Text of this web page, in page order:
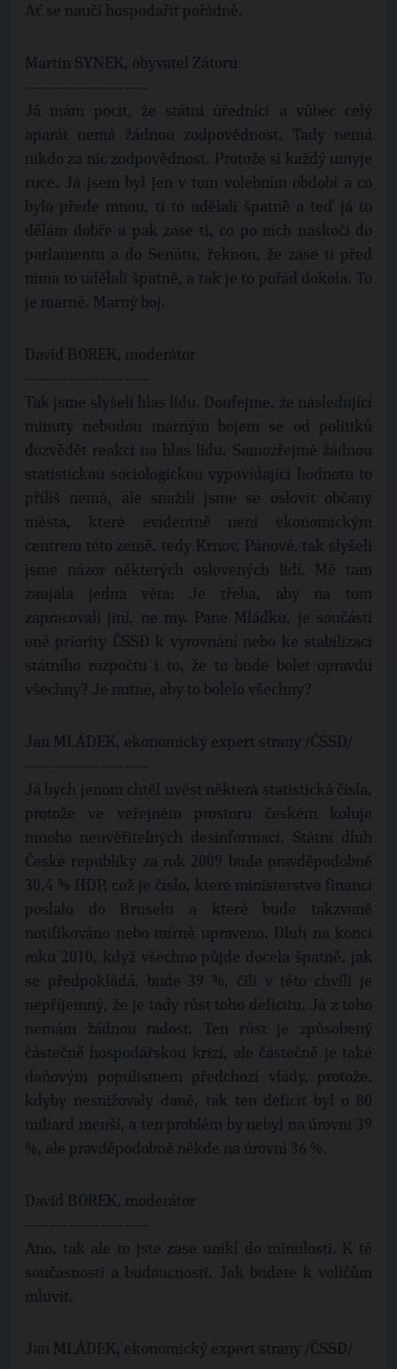
Ať se naučí hospodařit pořádně.
Martin SYNEK, obyvatel Zátoru
--------------------
Já mám pocit, že státní úředníci a vůbec celý
aparát nemá žádnou zodpovědnost. Tady nemá
nikdo za nic zodpovědnost. Protože si každý umyje
ruce. Já jsem byl jen v tom volebním období a co
bylo přede mnou, ti to udělali špatně a teď já to
dělám dobře a pak zase ti, co po nich naskočí do
parlamentu a do Senátu, řeknou, že zase ti před
nima to udělali špatně, a tak je to pořád dokola. To
je marné. Marný boj.
David BOREK, moderátor
--------------------
Tak jsme slyšeli hlas lidu. Doufejme, že následující
minuty nebudou marným bojem se od politiků
dozvědět reakci na hlas lidu. Samozřejmě žádnou
statistickou sociologickou vypovídající hodnotu to
příliš nemá, ale snažili jsme se oslovit občany
města, které evidentně není ekonomickým
centrem této země, tedy Krnov. Pánové, tak slyšeli
jsme názor některých oslovených lidí. Mě tam
zaujala jedna věta: Je třeba, aby na tom
zapracovali jiní, ne my. Pane Mládku, je součástí
oné priority ČSSD k vyrovnání nebo ke stabilizaci
státního rozpočtu i to, že to bude bolet opravdu
všechny? Je nutné, aby to bolelo všechny?
Jan MLÁDEK, ekonomický expert strany /ČSSD/
--------------------
Já bych jenom chtěl uvést některá statistická čísla,
protože ve veřejném prostoru českém koluje
mnoho neuvěřitelných desinformací. Státní dluh
České republiky za rok 2009 bude pravděpodobně
30,4 % HDP, což je číslo, které ministerstvo financí
poslalo do Bruselu a které bude takzvaně
notifikováno nebo mírně upraveno. Dluh na konci
roku 2010, když všechno půjde docela špatně, jak
se předpokládá, bude 39 %, čili v této chvíli je
nepříjemný, že je tady růst toho deficitu. Já z toho
nemám žádnou radost. Ten růst je způsobený
částečně hospodářskou krizí, ale částečně je také
daňovým populismem předchozí vlády, protože,
kdyby nesnižovaly daně, tak ten deficit byl o 80
miliard menší, a ten problém by nebyl na úrovni 39
%, ale pravděpodobně někde na úrovni 36 %.
David BOREK, moderátor
--------------------
Ano, tak ale to jste zase unikl do minulosti. K té
současnosti a budoucnosti. Jak budete k voličům
mluvit.
Jan MLÁDEK, ekonomický expert strany /ČSSD/